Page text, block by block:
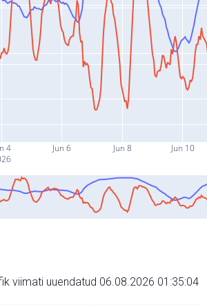
4 Jun 6 Jun 8 Jun 10
viimati uuendatud 06.08.2026 01:35:04